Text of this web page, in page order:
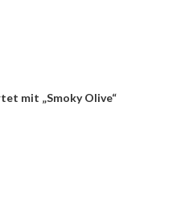
mit „Smoky Olive“